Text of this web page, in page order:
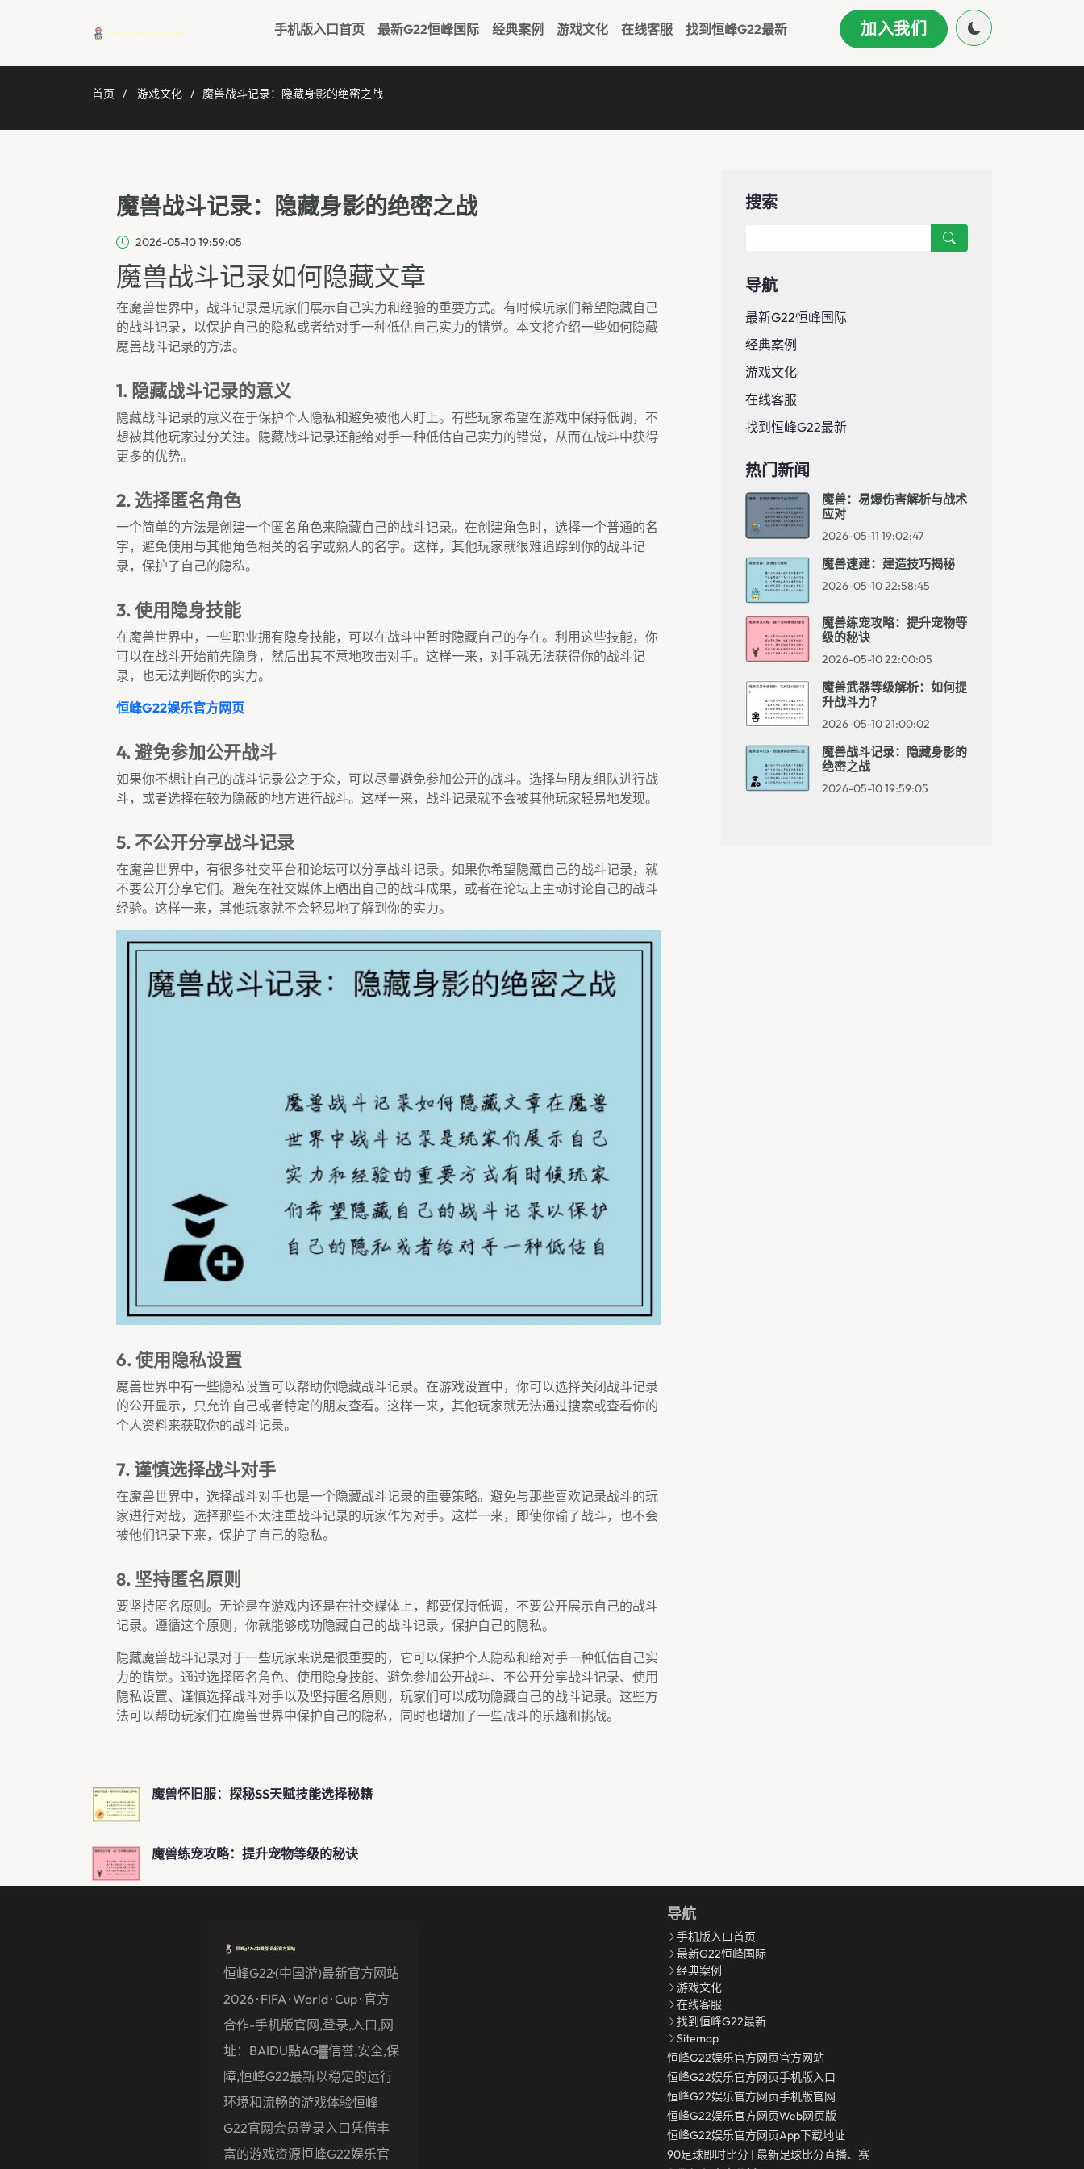
手机版入口首页 最新G22恒峰国际 经典案例 游戏文化 在线客服 找到恒峰g22最新 加入我们
首页 游戏文化 魔兽战斗记录：隐藏身影的绝密之战
魔兽战斗记录：隐藏身影的绝密之战
2026-05-10 19:59:05
魔兽战斗记录如何隐藏文章
在魔兽世界中，战斗记录是玩家们展示自己实力和经验的重要方式。有时候玩家们希望隐藏自己
的战斗记录，以保护自己的隐私或者给对手一种低估自己实力的错觉。本文将介绍一些如何隐藏
魔兽战斗记录的方法。
1. 隐藏战斗记录的意义
隐藏战斗记录的意义在于保护个人隐私和避免被他人盯上。有些玩家希望在游戏中保持低调，不
想被其他玩家过分关注。隐藏战斗记录还能给对手一种低估自己实力的错觉，从而在战斗中获得
更多的优势。
2. 选择匿名角色
一个简单的方法是创建一个匿名角色来隐藏自己的战斗记录。在创建角色时，选择一个普通的名
字，避免使用与其他角色相关的名字或熟人的名字。这样，其他玩家就很难追踪到你的战斗记
录，保护了自己的隐私。
3. 使用隐身技能
在魔兽世界中，一些职业拥有隐身技能，可以在战斗中暂时隐藏自己的存在。利用这些技能，你
可以在战斗开始前先隐身，然后出其不意地攻击对手。这样一来，对手就无法获得你的战斗记
录，也无法判断你的实力。
恒峰g22娱乐官方网页
4. 避免参加公开战斗
如果你不想让自己的战斗记录公之于众，可以尽量避免参加公开的战斗。选择与朋友组队进行战
斗，或者选择在较为隐蔽的地方进行战斗。这样一来，战斗记录就不会被其他玩家轻易地发现。
5. 不公开分享战斗记录
在魔兽世界中，有很多社交平台和论坛可以分享战斗记录。如果你希望隐藏自己的战斗记录，就
不要公开分享它们。避免在社交媒体上晒出自己的战斗成果，或者在论坛上主动讨论自己的战斗
经验。这样一来，其他玩家就不会轻易地了解到你的实力。
6. 使用隐私设置
魔兽世界中有一些隐私设置可以帮助你隐藏战斗记录。在游戏设置中，你可以选择关闭战斗记录
的公开显示，只允许自己或者特定的朋友查看。这样一来，其他玩家就无法通过搜索或查看你的
个人资料来获取你的战斗记录。
7. 谨慎选择战斗对手
在魔兽世界中，选择战斗对手也是一个隐藏战斗记录的重要策略。避免与那些喜欢记录战斗的玩
家进行对战，选择那些不太注重战斗记录的玩家作为对手。这样一来，即使你输了战斗，也不会
被他们记录下来，保护了自己的隐私。
8. 坚持匿名原则
要坚持匿名原则。无论是在游戏内还是在社交媒体上，都要保持低调，不要公开展示自己的战斗
记录。遵循这个原则，你就能够成功隐藏自己的战斗记录，保护自己的隐私。
隐藏魔兽战斗记录对于一些玩家来说是很重要的，它可以保护个人隐私和给对手一种低估自己实
力的错觉。通过选择匿名角色、使用隐身技能、避免参加公开战斗、不公开分享战斗记录、使用
隐私设置、谨慎选择战斗对手以及坚持匿名原则，玩家们可以成功隐藏自己的战斗记录。这些方
法可以帮助玩家们在魔兽世界中保护自己的隐私，同时也增加了一些战斗的乐趣和挑战。
魔兽怀旧服：探秘SS天赋技能选择秘籍
魔兽练宠攻略：提升宠物等级的秘诀
搜索
导航
最新G22恒峰国际
经典案例
游戏文化
在线客服
找到恒峰g22最新
热门新闻
魔兽：易爆伤害解析与战术
应对
2026-05-11 19:02:47
魔兽速建：建造技巧揭秘
2026-05-10 22:58:45
魔兽练宠攻略：提升宠物等
级的秘诀
2026-05-10 22:00:05
魔兽武器等级解析：如何提
升战斗力？
2026-05-10 21:00:02
魔兽战斗记录：隐藏身影的
绝密之战
2026-05-10 19:59:05
恒峰g22·(中国游)最新官方网站
2026 · FIFA · World · Cup · 官方
合作-手机版官网,登录,入口,网
址：BAIDU點AG▓信誉,安全,保
障,恒峰g22最新以稳定的运行
环境和流畅的游戏体验恒峰
G22官网会员登录入口凭借丰
富的游戏资源恒峰g22娱乐官
导航
手机版入口首页
最新G22恒峰国际
经典案例
游戏文化
在线客服
找到恒峰g22最新
Sitemap
恒峰g22娱乐官方网页官方网站
恒峰g22娱乐官方网页手机版入口
恒峰g22娱乐官方网页手机版官网
恒峰g22娱乐官方网页Web网页版
恒峰g22娱乐官方网页app下载地址
90足球即时比分 | 最新足球比分直播、赛